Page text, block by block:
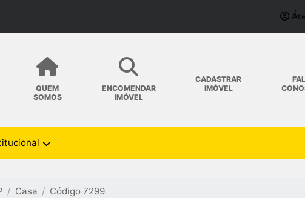
QUEM
SOMOS
ENCOMENDAR
IMÓVEL
CADASTRAR
IMÓVEL
Casa Código 7299